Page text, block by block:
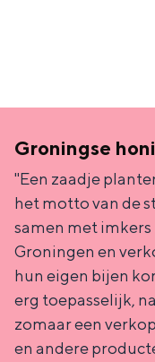
r
l
a
n
d
s
Groningse
"Een zaadje
het motto van de
samen met
Groningen en
hun eigen bijen
erg toepasselijk,
zomaar een
en andere